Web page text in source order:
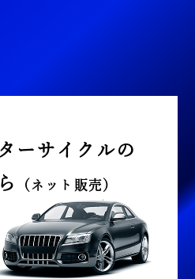
ーサイクルの
（ネット販売）